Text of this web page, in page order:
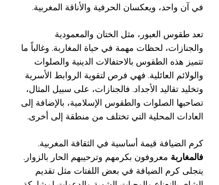
في آن واحد، ويعكسان الحرفية والأناقة المغربية.
تعد طقوس العبور، مثل الختان والمعمودية
والجنازات، لحظات مهمة في حياة المغاربة. وغالباً ما
تتميز هذه الطقوس بالاحتفالات الدينية والصلوات
والولائم العائلية. فهي فرص لتقوية الروابط الأسرية
وتخليد تقاليد الأجداد. فالجنازات، على سبيل المثال،
تصاحبها الصلوات والطقوس الإسلامية، بالإضافة إلى
العادات المحلية التي تختلف من منطقة إلى أخرى.
كرم الضيافة قيمة أساسية في الثقافة المغربية.
فالمغاربة معروفون بكرمهم وترحيبهم الحار بالزوار.
يتجلى كرم الضيافة في بعض اللفتات مثل تقديم